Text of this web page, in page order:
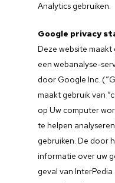
Analytics gebruiken.
Google privacy
Deze website
een webanalyse-
door Google Inc.
maakt gebruik van
op Uw computer
te helpen
gebruiken. De door
informatie over uw
geval van